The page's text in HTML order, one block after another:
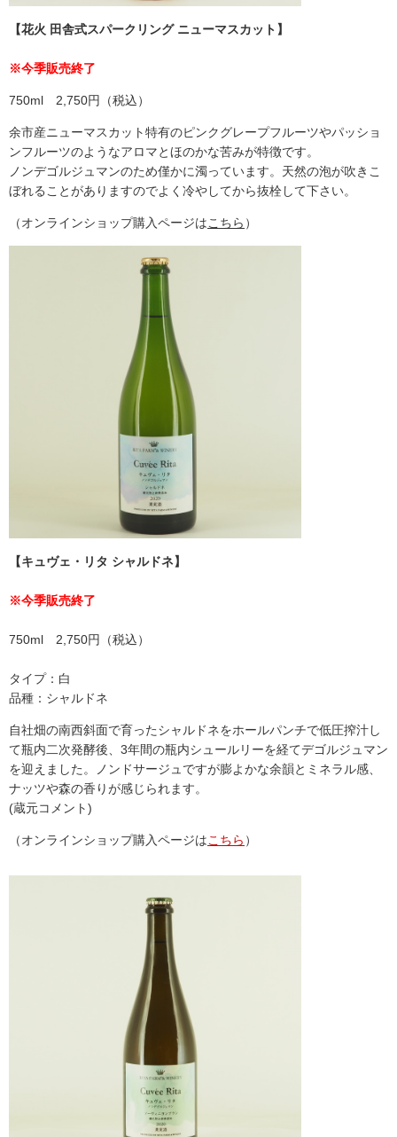
【花火 田舎式スパークリング ニューマスカット】
※今季販売終了
750ml 2,750円（税込）
余市産ニューマスカット特有のピンクグレープフルーツやパッショ
ンフルーツのようなアロマとほのかな苦みが特徴です。
ノンデゴルジュマンのため僅かに濁っています。天然の泡が吹きこ
ぼれることがありますのでよく冷やしてから抜栓して下さい。
（オンラインショップ購入ページはこちら ）
【キュヴェ・リタ シャルドネ】
※今季販売終了
750ml 2,750円（税込）
タイプ：白
品種：シャルドネ
自社畑の南西斜面で育ったシャルドネをホールパンチで低圧搾汁し
て瓶内二次発酵後、3年間の瓶内シュールリーを経てデゴルジュマン
を迎えました。ノンドサージュですが膨よかな余韻とミネラル感、
ナッツや森の香りが感じられます。
(蔵元コメント)
（オンラインショップ購入ページはこちら ）